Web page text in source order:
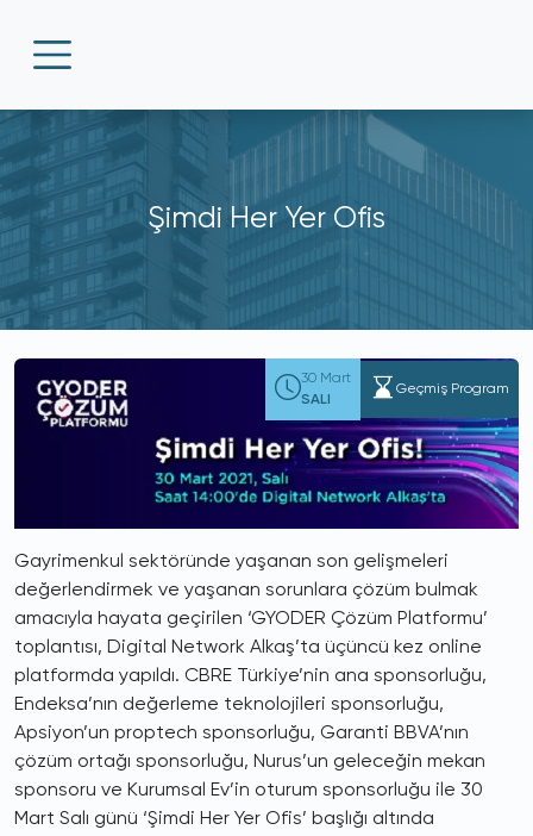
Şimdi Her Yer Ofis
30 Mart
SALI
Geçmiş Program
Gayrimenkul sektöründe yaşanan son gelişmeleri
değerlendirmek ve yaşanan sorunlara çözüm bulmak
amacıyla hayata geçirilen ‘GYODER Çözüm Platformu’
toplantısı, Digital Network Alkaş’ta üçüncü kez online
platformda yapıldı. CBRE Türkiye’nin ana sponsorluğu,
Endeksa’nın değerleme teknolojileri sponsorluğu,
Apsiyon’un proptech sponsorluğu, Garanti BBVA’nın
çözüm ortağı sponsorluğu, Nurus’un geleceğin mekan
sponsoru ve Kurumsal Ev’in oturum sponsorluğu ile 30
Mart Salı günü ‘Şimdi Her Yer Ofis’ başlığı altında